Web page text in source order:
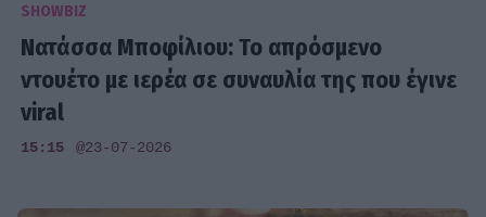
SHOWBIZ
Νατάσσα Μποφίλιου: Το απρόσμενο
ντουέτο με ιερέα σε συναυλία της που έγινε
viral
15:15 @23-07-2026